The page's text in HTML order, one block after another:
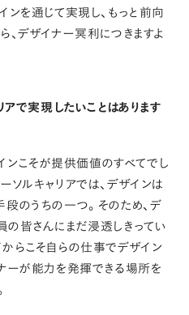
ンを通じて実現し、もっと前向
、デザイナー冥利につきますよ
で実現したいことはあります
こそが提供価値のすべてでし
ソルキャリアでは、デザインは
のうちの一つ。そのため、デ
皆さんにまだ浸透しきってい
らこそ自らの仕事でデザイン
ーが能力を発揮できる場所を